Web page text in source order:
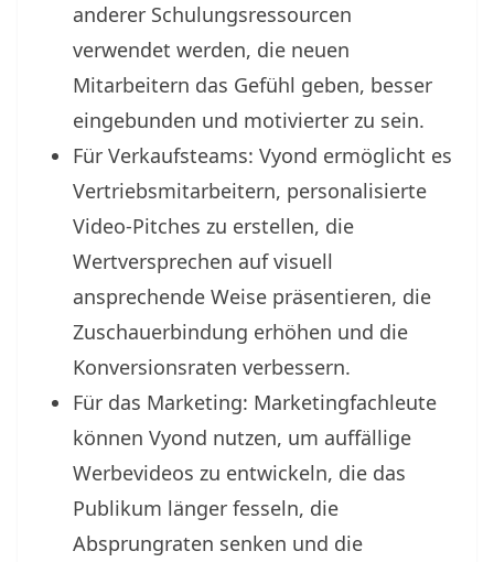
anderer Schulungsressourcen
verwendet werden, die neuen
Mitarbeitern das Gefühl geben, besser
eingebunden und motivierter zu sein.
Für Verkaufsteams: Vyond ermöglicht es
Vertriebsmitarbeitern, personalisierte
Video-Pitches zu erstellen, die
Wertversprechen auf visuell
ansprechende Weise präsentieren, die
Zuschauerbindung erhöhen und die
Konversionsraten verbessern.
Für das Marketing: Marketingfachleute
können Vyond nutzen, um auffällige
Werbevideos zu entwickeln, die das
Publikum länger fesseln, die
Absprungraten senken und die